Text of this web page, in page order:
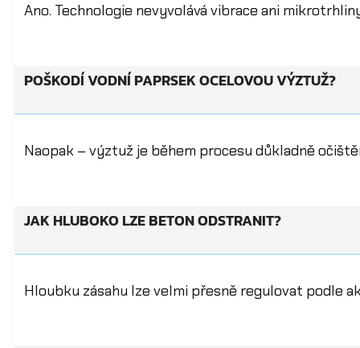
Ano. Technologie nevyvolává vibrace ani
POŠKODÍ VODNÍ PAPRSEK OCELOVOU VÝZTUŽ?
Naopak – výztuž je během procesu důkladně
JAK HLUBOKO LZE BETON ODSTRANIT?
Hloubku zásahu lze velmi přesně regulovat podle